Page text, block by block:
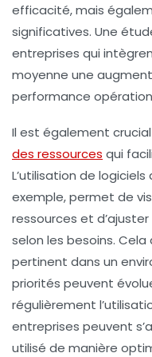
efficacité, mais
significatives. Une
entreprises qui
moyenne une
performance
Il est également
des ressources qui
L’utilisation de
exemple, permet de
ressources et
selon les besoins.
pertinent dans un
priorités peuvent
régulièrement
entreprises peuvent
utilisé de manière